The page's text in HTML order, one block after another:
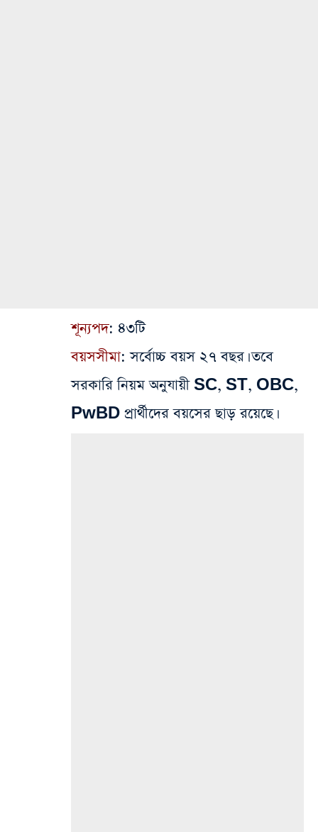
শূন্যপদ: ৪৩টি
বয়সসীমা: সর্বোচ্চ বয়স ২৭ বছর। তবে
সরকারি নিয়ম অনুযায়ী SC, ST, OBC,
PwBD প্রার্থীদের বয়সের ছাড় রয়েছে।